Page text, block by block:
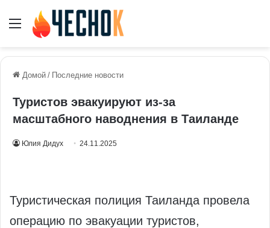
Меню
Домой / Последние новости
Туристов эвакуируют из-за
масштабного наводнения в Таиланде
Юлия Дидух 24.11.2025
Туристическая полиция Таиланда провела
операцию по эвакуации туристов,